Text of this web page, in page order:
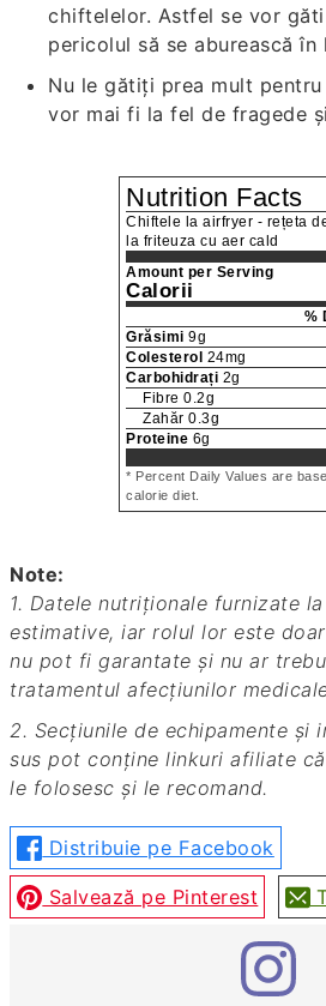
chiftelelor. Astfel se vor
pericolul să se aburească în
Nu le gătiți prea mult pentru
vor mai fi la fel de fragede
Nutrition Facts
Chiftele la airfryer - rețeta
la friteuza cu aer cald
Amount per Serving
Calorii
%
Grăsimi 9g
Colesterol 24mg
Carbohidrați 2g
Fibre 0.2g
Zahăr 0.3g
Proteine 6g
* Percent Daily Values are
calorie diet.
Note:
1. Datele nutriționale furnizate la unele rețete sunt
estimative, iar rolul lor este
nu pot fi garantate și nu ar
tratamentul afecțiunilor
2. Secțiunile de echipamente și ingrediente de mai
sus pot conține linkuri afiliate
le folosesc și le recomand.
Distribuie pe Facebook
Salvează pe Pinterest